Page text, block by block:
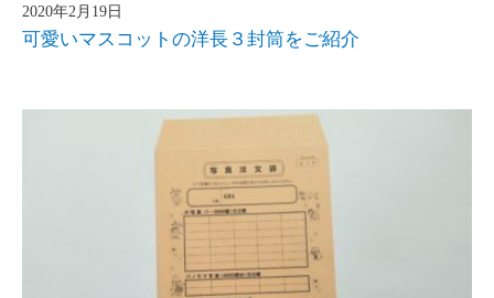
2020年2月19日
可愛いマスコットの洋長３封筒をご紹介